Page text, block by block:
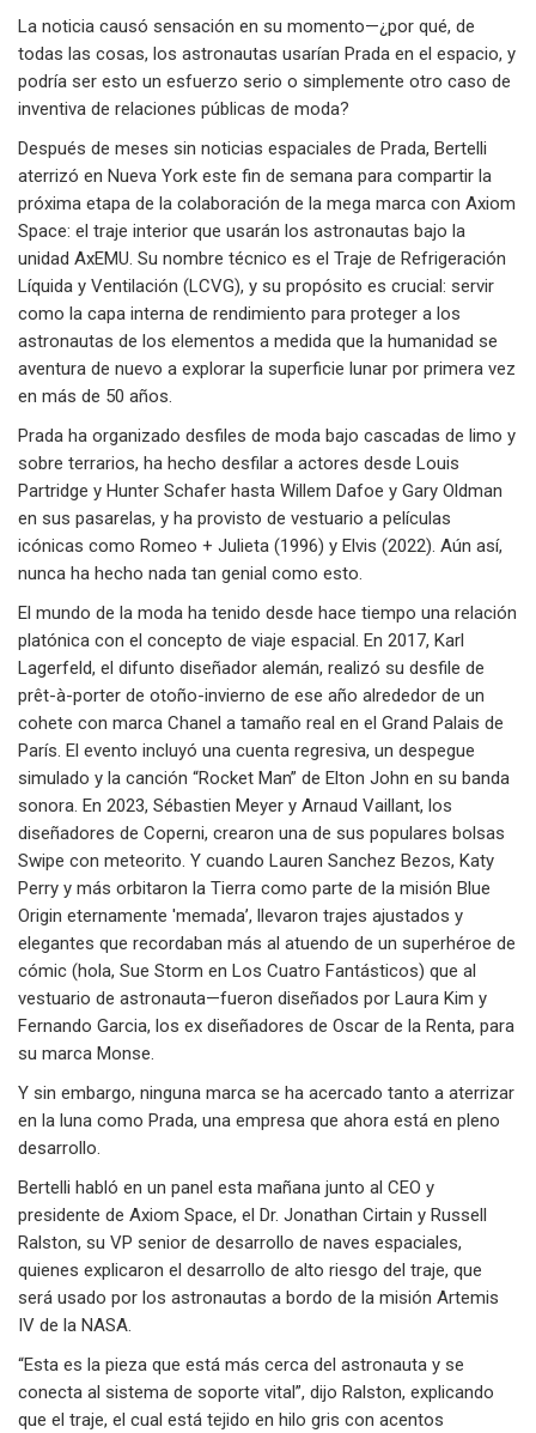
La noticia causó sensación en su momento—¿por qué, de
todas las cosas, los astronautas usarían Prada en el espacio, y
podría ser esto un esfuerzo serio o simplemente otro caso de
inventiva de relaciones públicas de moda?
Después de meses sin noticias espaciales de Prada, Bertelli
aterrizó en Nueva York este fin de semana para compartir la
próxima etapa de la colaboración de la mega marca con Axiom
Space: el traje interior que usarán los astronautas bajo la
unidad AxEMU. Su nombre técnico es el Traje de Refrigeración
Líquida y Ventilación (LCVG), y su propósito es crucial: servir
como la capa interna de rendimiento para proteger a los
astronautas de los elementos a medida que la humanidad se
aventura de nuevo a explorar la superficie lunar por primera vez
en más de 50 años.
Prada ha organizado desfiles de moda bajo cascadas de limo y
sobre terrarios, ha hecho desfilar a actores desde Louis
Partridge y Hunter Schafer hasta Willem Dafoe y Gary Oldman
en sus pasarelas, y ha provisto de vestuario a películas
icónicas como Romeo + Julieta (1996) y Elvis (2022). Aún así,
nunca ha hecho nada tan genial como esto.
El mundo de la moda ha tenido desde hace tiempo una relación
platónica con el concepto de viaje espacial. En 2017, Karl
Lagerfeld, el difunto diseñador alemán, realizó su desfile de
prêt-à-porter de otoño-invierno de ese año alrededor de un
cohete con marca Chanel a tamaño real en el Grand Palais de
París. El evento incluyó una cuenta regresiva, un despegue
simulado y la canción “Rocket Man” de Elton John en su banda
sonora. En 2023, Sébastien Meyer y Arnaud Vaillant, los
diseñadores de Coperni, crearon una de sus populares bolsas
Swipe con meteorito. Y cuando Lauren Sanchez Bezos, Katy
Perry y más orbitaron la Tierra como parte de la misión Blue
Origin eternamente 'memada’, llevaron trajes ajustados y
elegantes que recordaban más al atuendo de un superhéroe de
cómic (hola, Sue Storm en Los Cuatro Fantásticos) que al
vestuario de astronauta—fueron diseñados por Laura Kim y
Fernando Garcia, los ex diseñadores de Oscar de la Renta, para
su marca Monse.
Y sin embargo, ninguna marca se ha acercado tanto a aterrizar
en la luna como Prada, una empresa que ahora está en pleno
desarrollo.
Bertelli habló en un panel esta mañana junto al CEO y
presidente de Axiom Space, el Dr. Jonathan Cirtain y Russell
Ralston, su VP senior de desarrollo de naves espaciales,
quienes explicaron el desarrollo de alto riesgo del traje, que
será usado por los astronautas a bordo de la misión Artemis
IV de la NASA.
“Esta es la pieza que está más cerca del astronauta y se
conecta al sistema de soporte vital”, dijo Ralston, explicando
que el traje, el cual está tejido en hilo gris con acentos